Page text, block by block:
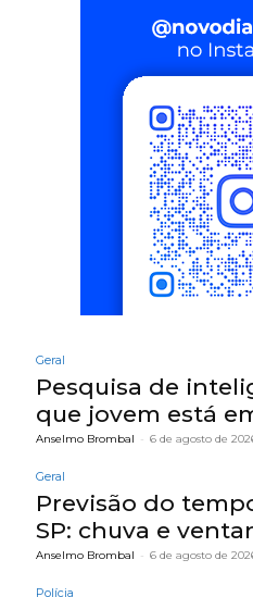
Geral
Pesquisa de
que jovem está
Anselmo Brombal - 6 de agosto de
Geral
Previsão do
SP: chuva e
Anselmo Brombal - 6 de agosto de
Polícia